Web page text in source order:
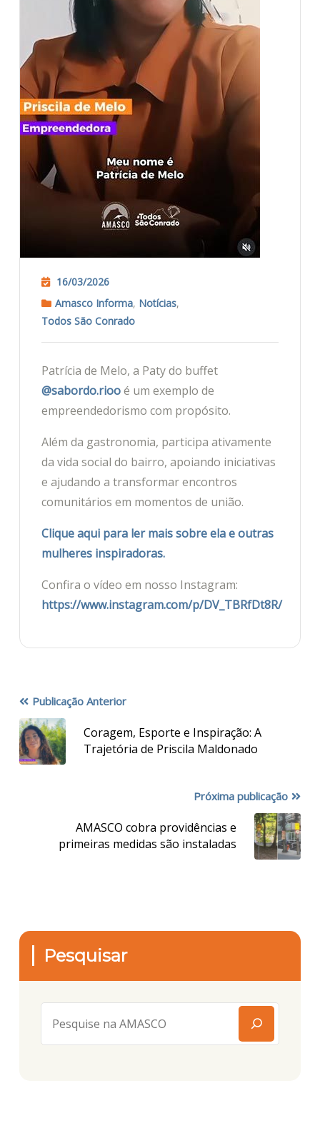
16/03/2026
Amasco Informa, Notícias,
Todos São Conrado
Patrícia de Melo, a Paty do buffet
@sabordo.riooé um exemplo de
empreendedorismo com propósito.
Além da gastronomia, participa ativamente
da vida social do bairro, apoiando iniciativas
e ajudando a transformar encontros
comunitários em momentos de união.
Clique aqui para ler mais sobre ela e outras
mulheres inspiradoras.
Confira o vídeo em nosso Instagram:
https://www.instagram.com/p/DV_TBRfDt8R/
Publicação Anterior
Coragem, Esporte e Inspiração: A
Trajetória de Priscila Maldonado
Próxima publicação
AMASCO cobra providências e
primeiras medidas são instaladas
Pesquisar